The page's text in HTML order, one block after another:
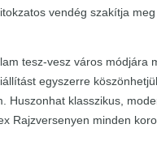
vendég szakítja meg
tesz-vesz város módjára
egyszerre
Huszonhat klasszikus,
Rajzversenyen minden